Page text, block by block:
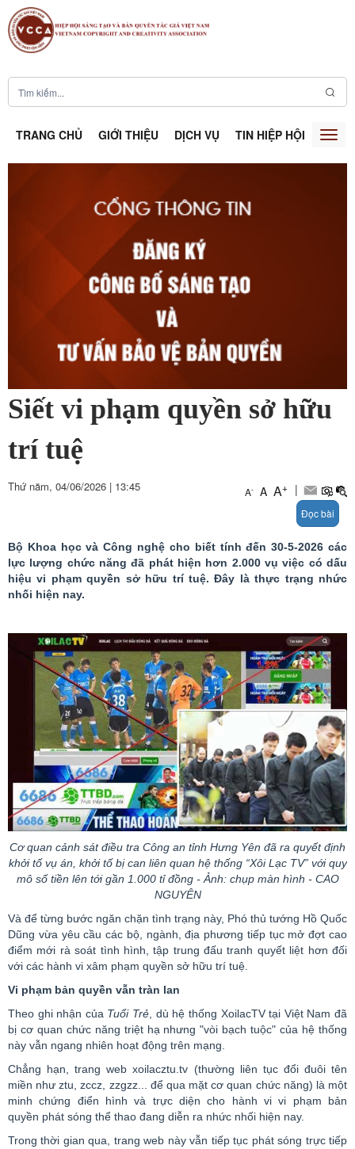
TRANG CHỦ GIỚI THIỆU DỊCH VỤ TIN HIỆP HỘI
Siết vi phạm quyền sở hữu
trí tuệ
Thứ năm, 04/06/2026 | 13:45 A- A A+ |
Đọc bài
Bộ Khoa học và Công nghệ cho biết tính đến 30-5-2026 các
lực lượng chức năng đã phát hiện hơn 2.000 vụ việc có dấu
hiệu vi phạm quyền sở hữu trí tuệ. Đây là thực trạng nhức
nhối hiện nay.
Cơ quan cảnh sát điều tra Công an tỉnh Hưng Yên đã ra quyết định
khởi tố vụ án, khởi tố bị can liên quan hệ thống “XôiLạc TV” với quy
mô số tiền lên tới gần 1.000 tỉ đồng - Ảnh: chụp màn hình - CAO
NGUYÊN
Và để từng bước ngăn chặn tình trạng này, Phó thủ tướng Hồ Quốc
Dũng vừa yêu cầu các bộ, ngành, địa phương tiếp tục mở đợt cao
điểm mới rà soát tình hình, tập trung đấu tranh quyết liệt hơn đối
với các hành vi xâm phạm quyền sở hữu trí tuệ.
Vi phạm bản quyền vẫn tràn lan
Theo ghi nhận củaTuổi Trẻ, dù hệ thống XoilacTVtại Việt Nam đã
bị cơ quan chức năng triệt hạ nhưng "vòi bạch tuộc" của hệ thống
này vẫn ngang nhiên hoạt động trên mạng.
Chẳng hạn, trang webxoilacztu.tv (thường liên tục đổi đuôi tên
miền nhưztu,zccz, zzgzz... để qua mặt cơ quan chức năng) là một
minh chứng điển hình và trực diện cho hành vi vi phạm bản
quyền phát sóng thể thao đang diễn ra nhức nhối hiện nay.
Trong thời gian qua, trang web này vẫn tiếp tục phát sóng trực tiếp